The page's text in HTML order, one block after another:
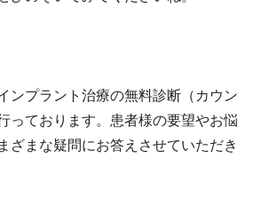
ンプラント治療の無料診断（カウン
っております。患者様の要望やお悩
ざまな疑問にお答えさせていただき